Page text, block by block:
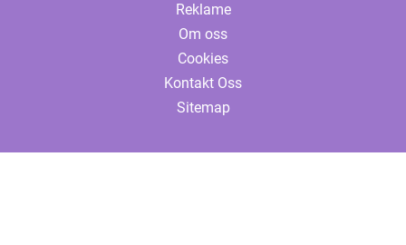
Reklame
Om oss
Cookies
Kontakt Oss
Sitemap